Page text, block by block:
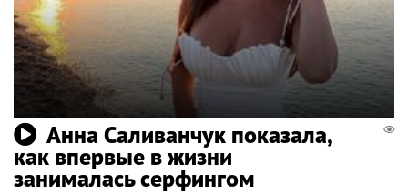
Анна Саливанчук показала,
как впервые в жизни
занималась серфингом